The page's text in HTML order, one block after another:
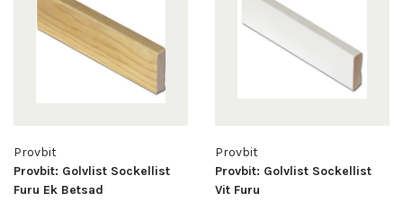
Provbit
Provbit: Golvlist Sockellist
Furu Ek Betsad
Provbit
Provbit: Golvlist Sockellist
Vit Furu